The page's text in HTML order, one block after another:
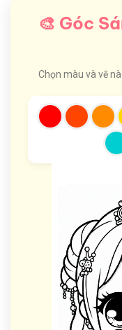
🎨 Góc
Chọn màu và vẽ